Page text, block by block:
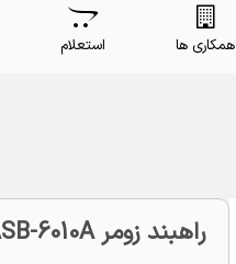
همکاری ها استعلام
راهبند زومر Barrier ASB-6010A